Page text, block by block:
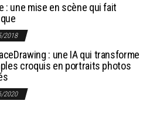
: une mise en scène qui fait
2018
: une IA qui transforme
croquis en portraits photos
2020